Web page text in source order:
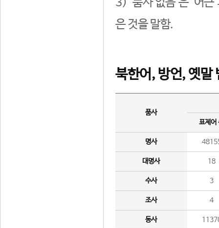
3) ‘품사 없음’은 ‘어
은 것을 말함.
북한어, 방언, 옛말
품사
표제어
명사
대명사 18
수사 3
조사 4
동사